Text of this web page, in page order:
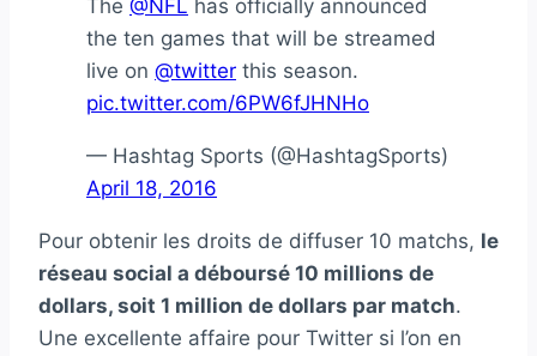
The @NFL has officially announced
the ten games that will be streamed
live on @twitter this season.
pic.twitter.com/6PW6fJHNHo
— Hashtag Sports (@HashtagSports)
April 18, 2016
Pour obtenir les droits de diffuser 10 matchs, le
réseau social a déboursé 10 millions de
dollars, soit 1 million de dollars par match.
Une excellente affaire pour Twitter si l’on en